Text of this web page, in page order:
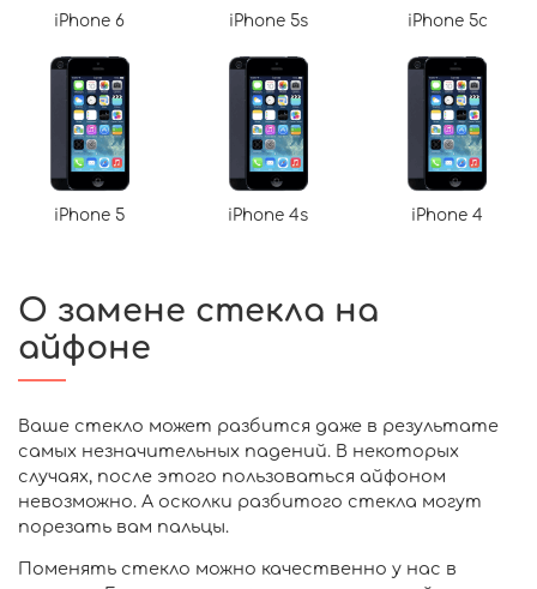
iPhone 6 iPhone 5s iPhone 5c
iPhone 5 iPhone 4s iPhone 4
О замене стекла на
айфоне
Ваше стекло может разбится даже в результате
самых незначительных падений. В некоторых
случаях, после этого пользоваться айфоном
невозможно. А осколки разбитого стекла могут
порезать вам пальцы.
Поменять стекло можно качественно у нас в